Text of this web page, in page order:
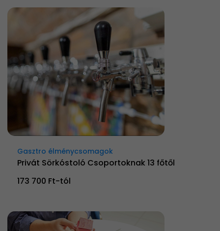
Gasztro élménycsomagok
Privát Sörkóstoló Csoportoknak 13 főtől
173 700 Ft-tól